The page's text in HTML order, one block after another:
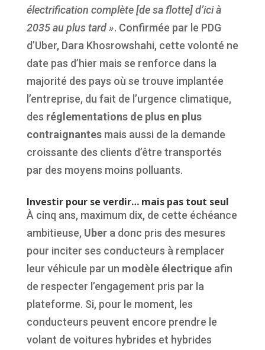
électrification complète [de sa flotte] d’ici à
2035 au plus tard ». Confirmée par le PDG
d’Uber, Dara Khosrowshahi, cette volonté ne
date pas d’hier mais se renforce dans la
majorité des pays où se trouve implantée
l’entreprise, du fait de l’urgence climatique,
des réglementations de plus en plus
contraignantes mais aussi de la demande
croissante des clients d’être transportés
par des moyens moins polluants.
Investir pour se verdir… mais pas tout seul
À cinq ans, maximum dix, de cette échéance
ambitieuse, Uber a donc pris des mesures
pour inciter ses conducteurs à remplacer
leur véhicule par un modèle électrique afin
de respecter l’engagement pris par la
plateforme. Si, pour le moment, les
conducteurs peuvent encore prendre le
volant de voitures hybrides et hybrides